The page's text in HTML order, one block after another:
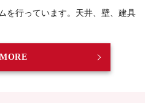
を行っています。天井、壁、建具
MORE